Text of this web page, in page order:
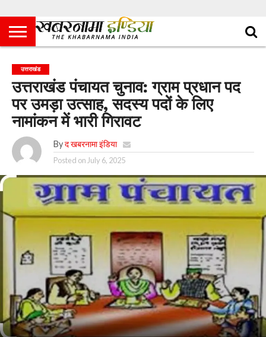
उत्तराखंड
उत्तराखंड पंचायत चुनाव: ग्राम प्रधान पद
पर उमड़ा उत्साह, सदस्य पदों के लिए
नामांकन में भारी गिरावट
By द खबरनामा इंडिया
Posted on July 6, 2025